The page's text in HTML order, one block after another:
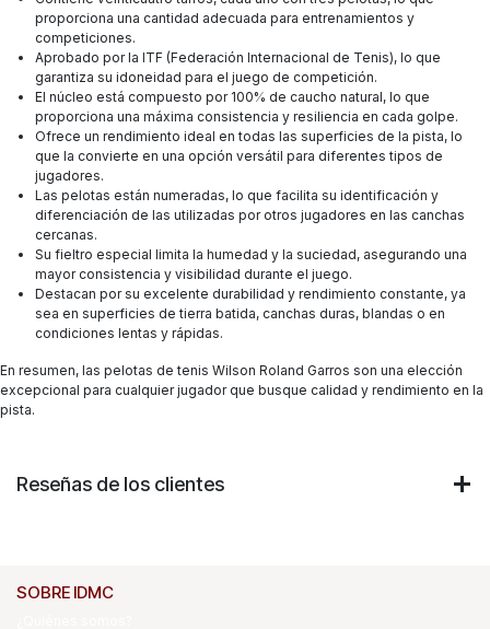
proporciona una cantidad adecuada para entrenamientos y
competiciones.
Aprobado por la ITF (Federación Internacional de Tenis), lo que
garantiza su idoneidad para el juego de competición.
El núcleo está compuesto por 100% de caucho natural, lo que
proporciona una máxima consistencia y resiliencia en cada golpe.
Ofrece un rendimiento ideal en todas las superficies de la pista, lo
que la convierte en una opción versátil para diferentes tipos de
jugadores.
Las pelotas están numeradas, lo que facilita su identificación y
diferenciación de las utilizadas por otros jugadores en las canchas
cercanas.
Su fieltro especial limita la humedad y la suciedad, asegurando una
mayor consistencia y visibilidad durante el juego.
Destacan por su excelente durabilidad y rendimiento constante, ya
sea en superficies de tierra batida, canchas duras, blandas o en
condiciones lentas y rápidas.
En resumen, las pelotas de tenis Wilson Roland Garros son una elección
excepcional para cualquier jugador que busque calidad y rendimiento en la
pista.
Reseñas de los clientes
SOBRE IDMC